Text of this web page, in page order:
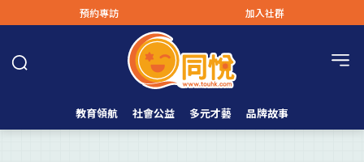
預約專訪 加入社群
教育領航 社會公益 多元才藝 品牌故事